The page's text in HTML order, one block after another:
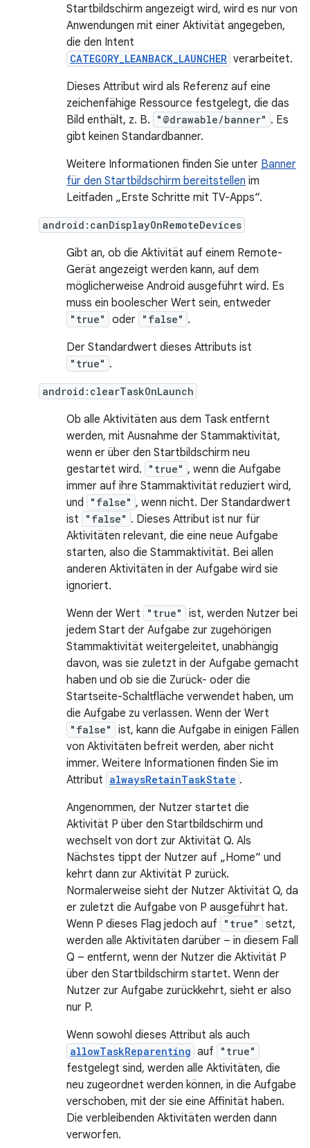
Startbildschirm angezeigt wird, wird es nur von
Anwendungen mit einer Aktivität angegeben,
die den Intent
CATEGORY_LEANBACK_LAUNCHER verarbeitet.
Dieses Attribut wird als Referenz auf eine
zeichenfähige Ressource festgelegt, die das
Bild enthält, z. B.
"@drawable/banner" . Es
gibt keinen Standardbanner.
Weitere Informationen finden Sie unter Banner
für den Startbildschirm bereitstellen im
Leitfaden „Erste Schritte mit TV-Apps“.
android:canDisplayOnRemoteDevices
Gibt an, ob die Aktivität auf einem Remote-
Gerät angezeigt werden kann, auf dem
möglicherweise Android ausgeführt wird. Es
muss ein boolescher Wert sein, entweder
"true" oder "false" .
Der Standardwert dieses Attributs ist
"true" .
android:clearTaskOnLaunch
Ob alle Aktivitäten aus dem Task entfernt
werden, mit Ausnahme der Stammaktivität,
wenn er über den Startbildschirm neu
gestartet wird.
"true" , wenn die Aufgabe
immer auf ihre Stammaktivität reduziert wird,
und
"false" , wenn nicht. Der Standardwert
ist
"false" . Dieses Attribut ist nur für
Aktivitäten relevant, die eine neue Aufgabe
starten, also die Stammaktivität. Bei allen
anderen Aktivitäten in der Aufgabe wird sie
ignoriert.
Wenn der Wert
"true"
ist, werden Nutzer bei
jedem Start der Aufgabe zur zugehörigen
Stammaktivität weitergeleitet, unabhängig
davon, was sie zuletzt in der Aufgabe gemacht
haben und ob sie die Zurück- oder die
Startseite-Schaltfläche verwendet haben, um
die Aufgabe zu verlassen. Wenn der Wert
"false"
ist, kann die Aufgabe in einigen Fällen
von Aktivitäten befreit werden, aber nicht
immer. Weitere Informationen finden Sie im
Attribut alwaysRetainTaskState .
Angenommen, der Nutzer startet die
Aktivität P über den Startbildschirm und
wechselt von dort zur Aktivität Q. Als
Nächstes tippt der Nutzer auf „Home“ und
kehrt dann zur Aktivität P zurück.
Normalerweise sieht der Nutzer Aktivität Q, da
er zuletzt die Aufgabe von P ausgeführt hat.
Wenn P dieses Flag jedoch auf
"true"
setzt,
werden alle Aktivitäten darüber – in diesem Fall
Q – entfernt, wenn der Nutzer die Aktivität P
über den Startbildschirm startet. Wenn der
Nutzer zur Aufgabe zurückkehrt, sieht er also
nur P.
Wenn sowohl dieses Attribut als auch
allowTaskReparenting auf "true"
festgelegt sind, werden alle Aktivitäten, die
neu zugeordnet werden können, in die Aufgabe
verschoben, mit der sie eine Affinität haben.
Die verbleibenden Aktivitäten werden dann
verworfen.